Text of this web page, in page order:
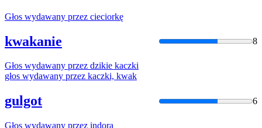
Głos wydawany przez cieciorkę
kwakanie 8
Głos wydawany przez dzikie kaczki
głos wydawany przez kaczki, kwak
gulgot 6
Głos wydawany przez indora